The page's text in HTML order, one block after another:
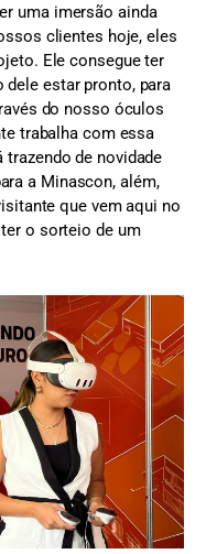
uma imersão ainda
clientes hoje, eles
Ele consegue ter
estar pronto, para
do nosso óculos
trabalha com essa
de novidade
a Minascon, além,
que vem aqui no
o sorteio de um